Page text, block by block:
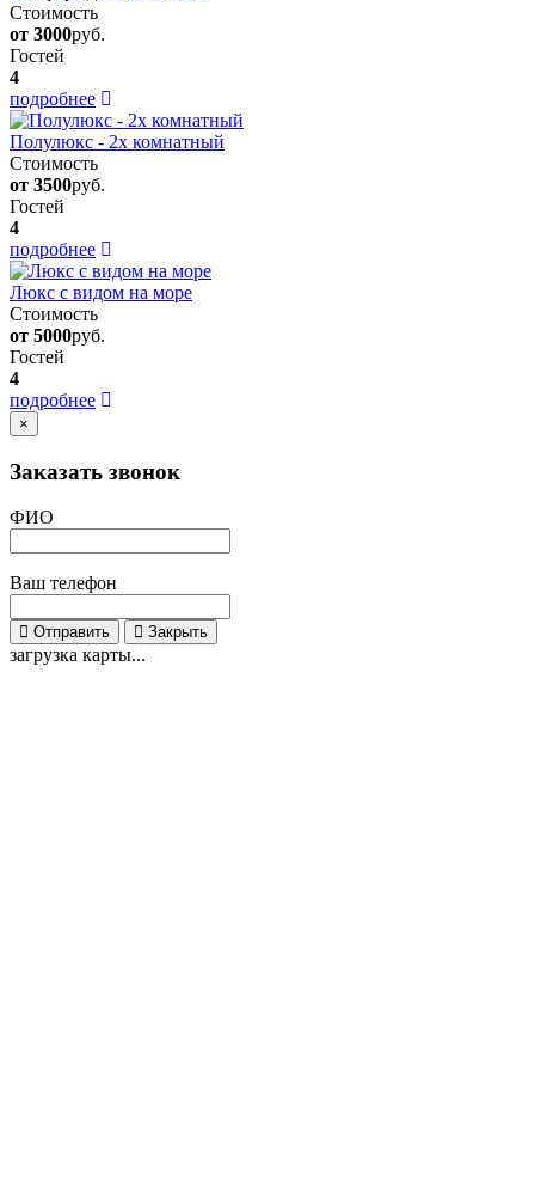
Стоимость
от 3000руб.
Гостей
4
подробнее
Полулюкс - 2х комнатный
Стоимость
от 3500руб.
Гостей
4
подробнее
Люкс с видом на море
Стоимость
от 5000руб.
Гостей
4
подробнее
×
Заказать звонок
ФИО
Ваш телефон
Отправить Закрыть
загрузка карты...